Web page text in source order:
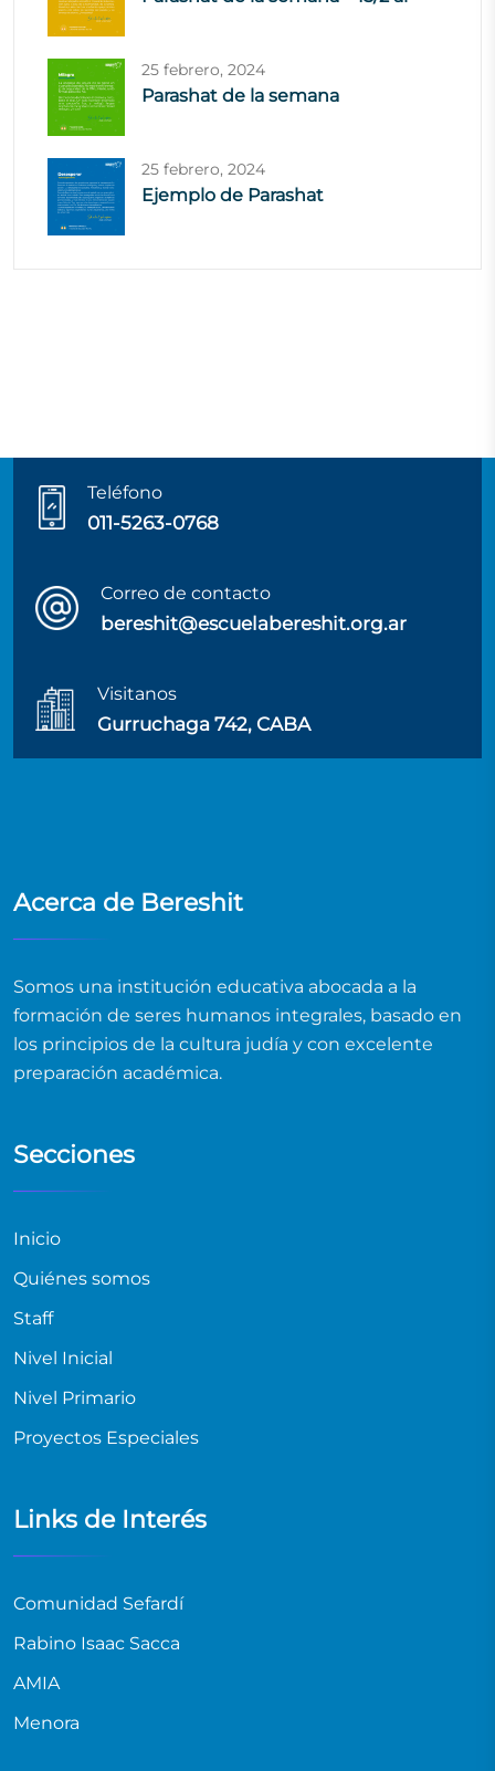
25 febrero, 2024
Parashat de la semana
25 febrero, 2024
Ejemplo de Parashat
Teléfono
011-5263-0768
Correo de contacto
bereshit@escuelabereshit.org.ar
Visitanos
Gurruchaga 742, CABA
Acerca de Bereshit
Somos una institución educativa abocada a la
formación de seres humanos integrales, basado en
los principios de la cultura judía y con excelente
preparación académica.
Secciones
Inicio
Quiénes somos
Staff
Nivel Inicial
Nivel Primario
Proyectos Especiales
Links de Interés
Comunidad Sefardí
Rabino Isaac Sacca
AMIA
Menora